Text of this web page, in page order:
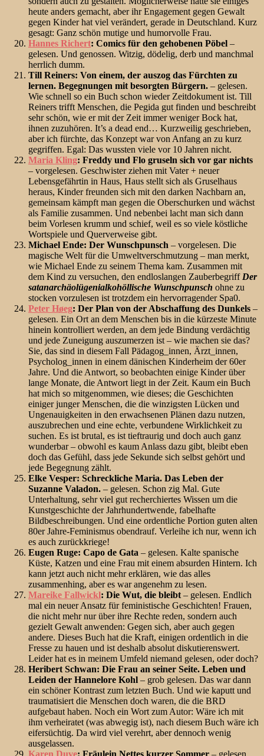
heute anders gemacht, aber ihr Engagement gegen Gewalt
gegen Kinder hat viel verändert, gerade in Deutschland. Kurz
gesagt: Ganz schön mutige und humorvolle Frau.
Hannes Richert: Comics für den gehobenen Pöbel –
gelesen. Und genossen. Witzig, dödelig, derb und manchmal
herrlich dumm.
Till Reiners: Von einem, der auszog das Fürchten zu
lernen. Begegnungen mit besorgten Bürgern. – gelesen.
Wie schnell so ein Buch schon wieder Zeitdokument ist. Till
Reiners trifft Menschen, die Pegida gut finden und beschreibt
sehr schön, wie er mit der Zeit immer weniger Bock hat,
ihnen zuzuhören. It’s a dead end… Kurzweilig geschrieben,
aber ich fürchte, das Konzept war von Anfang an zu kurz
gegriffen. Egal: Das wussten viele vor 10 Jahren nicht.
Maria Kling: Freddy und Flo gruseln sich vor gar nichts
– vorgelesen. Geschwister ziehen mit Vater + neuer
Lebensgefährtin in Haus, Haus stellt sich als Gruselhaus
heraus, Kinder freunden sich mit den darken Nachbarn an,
gemeinsam kämpft man gegen die Oberschurken und wächst
als Familie zusammen. Und nebenbei lacht man sich dann
beim Vorlesen krumm und schief, weil es so viele köstliche
Wortspiele und Querverweise gibt.
Michael Ende: Der Wunschpunsch – vorgelesen. Die
magische Welt für die Umweltverschmutzung – man merkt,
wie Michael Ende zu seinem Thema kam. Zusammen mit
dem Kind zu versuchen, den endloslangen Zauberbegriff Der
satanarchäolügenialkohöllische Wunschpunsch ohne zu
stocken vorzulesen ist trotzdem ein hervorragender Spa0.
Peter Høeg: Der Plan von der Abschaffung des Dunkels –
gelesen. Ein Ort an dem Menschen bis in die kürzeste Minute
hinein kontrolliert werden, an dem jede Bindung verdächtig
und jede Zuneigung auszumerzen ist – wie machen sie das?
Sie, das sind in diesem Fall Pädagog_innen, Ärzt_innen,
Psycholog_innen in einem dänischen Kinderheim der 60er
Jahre. Und die Antwort, so beobachten einige Kinder über
lange Monate, die Antwort liegt in der Zeit. Kaum ein Buch
hat mich so mitgenommen, wie dieses; die Geschichten
einiger junger Menschen, die die winzigsten Lücken und
Ungenauigkeiten in den erwachsenen Plänen dazu nutzen,
auszubrechen und eine echte, verbundene Wirklichkeit zu
suchen. Es ist brutal, es ist tieftraurig und doch auch ganz
wunderbar – obwohl es kaum Anlass dazu gibt, bleibt eben
doch das Gefühl, dass jede Sekunde sich selbst gehört und
jede Begegnung zählt.
Elke Vesper: Schreckliche Maria. Das Leben der
Suzanne Valadon. – gelesen. Schon zig Mal. Gute
Unterhaltung, sehr viel gut recherchiertes Wissen um die
Kunstgeschichte der Jahrhundertwende, fabelhafte
Bildbeschreibungen. Und eine ordentliche Portion guten alten
80er Jahre-Feminismus obendrauf. Verleihe ich nur, wenn ich
es auch zurückkriege!
Eugen Ruge: Capo de Gata – gelesen. Kalte spanische
Küste, Katzen und eine Frau mit einem absurden Hintern. Ich
kann jetzt auch nicht mehr erklären, wie das alles
zusammenhing, aber es war angenehm zu lesen.
Mareike Fallwickl: Die Wut, die bleibt – gelesen. Endlich
mal ein neuer Ansatz für feministische Geschichten! Frauen,
die nicht mehr nur über ihre Rechte reden, sondern auch
gezielt Gewalt anwenden: Gegen sich, aber auch gegen
andere. Dieses Buch hat die Kraft, einigen ordentlich in die
Fresse zu hauen und ist deshalb absolut diskutierenswert.
Leider hat es in meinem Umfeld niemand gelesen, oder doch?
Heribert Schwan: Die Frau an seiner Seite. Leben und
Leiden der Hannelore Kohl – grob gelesen. Das war dann
ein schöner Kontrast zum letzten Buch. Und wie kaputt und
traumatisiert die Menschen doch waren, die die BRD
aufgebaut haben. Noch ein Wort zum Autor: Wäre ich mit
ihm verheiratet (was abwegig ist), nach diesem Buch wäre ich
eifersüchtig. Da wird viel verehrt, aber dennoch wenig
ausgelassen.
Karen Duve: Fräulein Nettes kurzer Sommer – gelesen.